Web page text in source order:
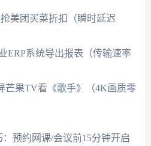
美团买菜折扣（瞬时延迟
ERP系统导出报表（传输速率
芒果TV看《歌手》（4K画质零
预约网课/会议前15分钟开启